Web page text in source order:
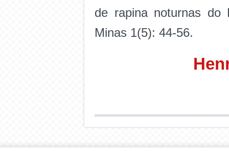
de rapina noturnas do
Minas 1(5): 44-56.